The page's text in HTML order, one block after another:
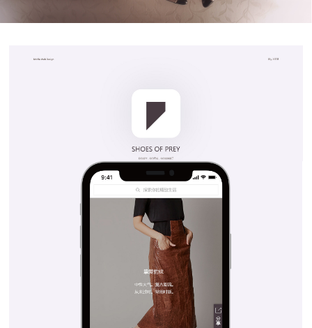
一番赏/魔力赏/福袋抽赏/宝箱赏/无限赏
广告大片形式做开发